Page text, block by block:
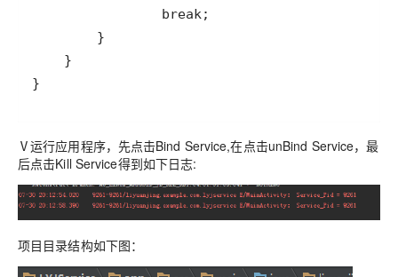
}
Ⅴ运行应用程序，先点击Bind Service,在点击unBind Service，最
后点击Kill Service得到如下日志:
项目目录结构如下图：